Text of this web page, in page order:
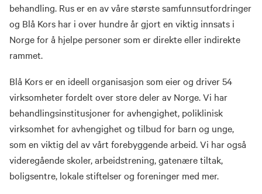
behandling. Rus er en av våre største samfunnsutfordringer
og Blå Kors har i over hundre år gjort en viktig innsats i
Norge for å hjelpe personer som er direkte eller indirekte
rammet.
Blå Kors er en ideell organisasjon som eier og driver 54
virksomheter fordelt over store deler av Norge. Vi har
behandlingsinstitusjoner for avhengighet, poliklinisk
virksomhet for avhengighet og tilbud for barn og unge,
som en viktig del av vårt forebyggende arbeid. Vi har også
videregående skoler, arbeidstrening, gatenære tiltak,
boligsentre, lokale stiftelser og foreninger med mer.